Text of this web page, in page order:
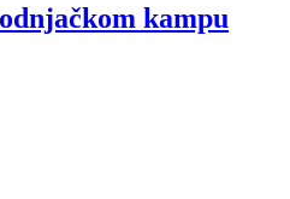
kampu